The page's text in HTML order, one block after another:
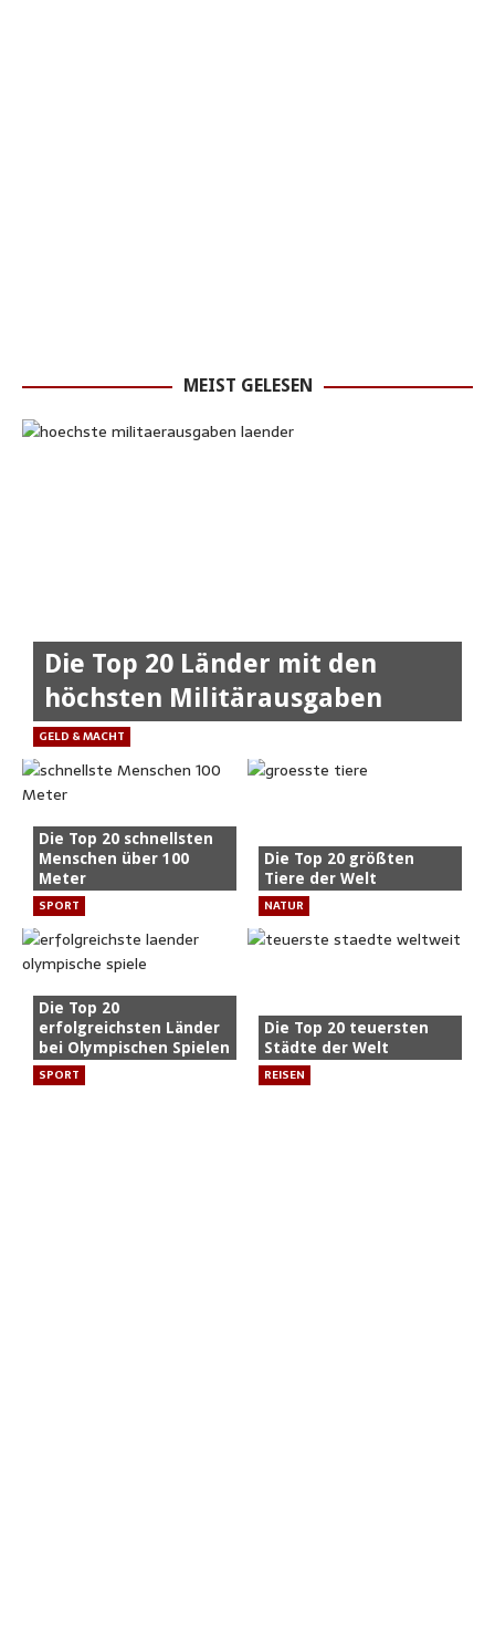
MEIST GELESEN
Die Top 20 Länder mit den
höchsten Militärausgaben
GELD & MACHT
Die Top 20 schnellsten
Menschen über 100
Meter
SPORT
Die Top 20 größten
Tiere der Welt
NATUR
Die Top 20
erfolgreichsten Länder
bei Olympischen Spielen
SPORT
Die Top 20 teuersten
Städte der Welt
REISEN